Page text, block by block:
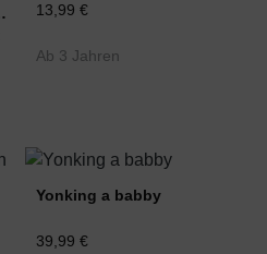
13,99 €
Ab 3 Jahren
Yonking a babby
39,99 €